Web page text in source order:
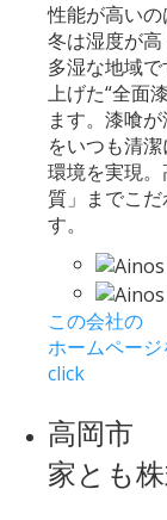
性能が高い
冬は湿度が
多湿な地域
上げた“全面
ます。漆喰
をいつも清
環境を実現
質」までこ
す。
この会社の
ホームページ
click
高岡市
家とも